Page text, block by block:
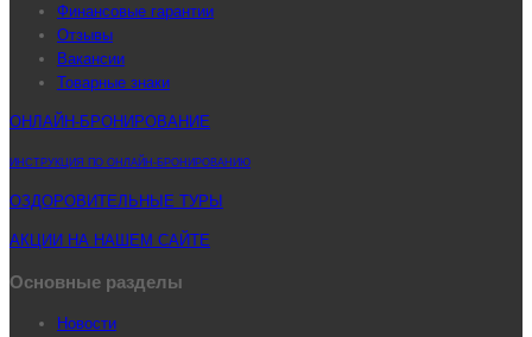
Финансовые гарантии
Отзывы
Вакансии
Товарные знаки
ОНЛАЙН-БРОНИРОВАНИЕ
ИНСТРУКЦИЯ ПО ОНЛАЙН-БРОНИРОВАНИЮ
ОЗДОРОВИТЕЛЬНЫЕ ТУРЫ
АКЦИИ НА НАШЕМ САЙТЕ
Основные разделы
Новости